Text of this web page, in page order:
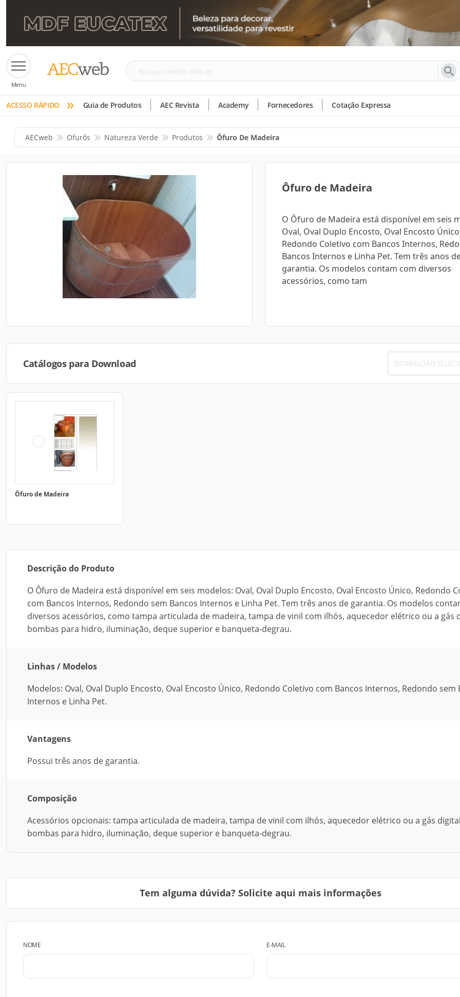
Menu
Busque
tinta,
etc
ACESSO RÁPIDO » Guia de Produtos AEC Revista Academy Fornecedores Cotação Expressa
AECweb Ofurôs Natureza Verde Produtos Ôfuro De Madeira
Ôfuro de Madeira
O Ôfuro de Madeira está disponível em seis
Oval, Oval Duplo Encosto, Oval Encosto
Redondo Coletivo com Bancos Internos,
Bancos Internos e Linha Pet. Tem três anos
garantia. Os modelos contam com diversos
acessórios, como tam
Catálogos para Download DOWNLOAD
Ôfuro de Madeira
Descrição do Produto
O Ôfuro de Madeira está disponível em seis modelos: Oval, Oval Duplo Encosto, Oval Encosto Único, Redondo
com Bancos Internos, Redondo sem Bancos Internos e Linha Pet. Tem três anos de garantia. Os modelos
diversos acessórios, como tampa articulada de madeira, tampa de vinil com ilhós, aquecedor elétrico ou a gás
bombas para hidro, iluminação, deque superior e banqueta-degrau.
Linhas / Modelos
Modelos: Oval, Oval Duplo Encosto, Oval Encosto Único, Redondo Coletivo com Bancos Internos, Redondo sem
Internos e Linha Pet.
Vantagens
Possui três anos de garantia.
Composição
Acessórios opcionais: tampa articulada de madeira, tampa de vinil com ilhós, aquecedor elétrico ou a gás
bombas para hidro, iluminação, deque superior e banqueta-degrau.
Tem alguma dúvida? Solicite aqui mais informações
NOME E-MAIL